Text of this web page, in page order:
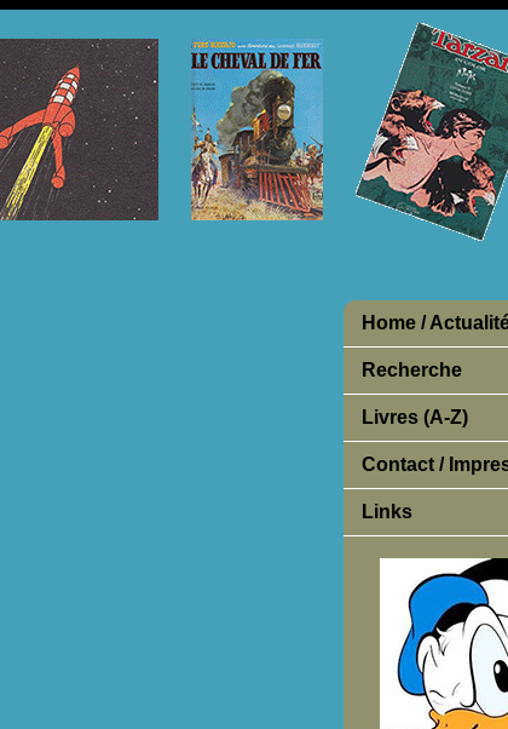
Home /
Recherche
Livres (A-Z)
Contact /
Links